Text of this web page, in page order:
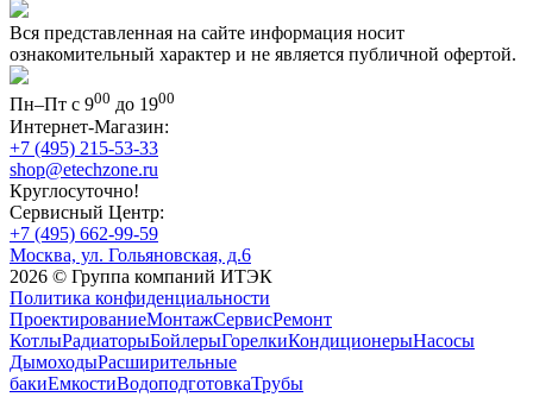
Вся представленная на сайте информация носит
ознакомительный характер и не является публичной офертой.
Пн–Пт с 900 до 1900
Интернет-Магазин:
+7 (495) 215-53-33
shop@etechzone.ru
Круглосуточно!
Сервисный Центр:
+7 (495) 662-99-59
Москва, ул. Гольяновская, д.6
2026 © Группа компаний ИТЭК
Политика конфиденциальности
ПроектированиеМонтажСервисРемонт
КотлыРадиаторыБойлерыГорелкиКондиционерыНасосы
ДымоходыРасширительные
бакиЕмкостиВодоподготовкаТрубы